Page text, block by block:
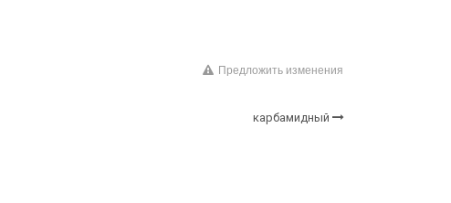
Предложить изменения
карбамидный